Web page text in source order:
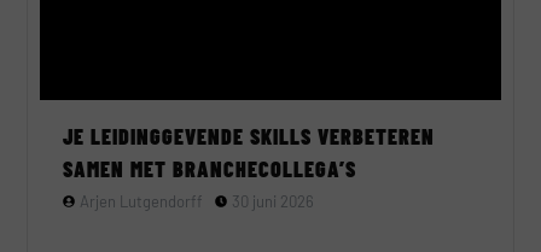
JE LEIDINGGEVENDE SKILLS VERBETEREN
SAMEN MET BRANCHECOLLEGA’S
Arjen Lutgendorff 30 juni 2026